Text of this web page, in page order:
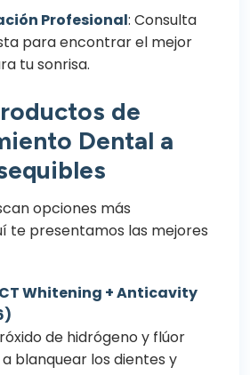
Profesional: Consulta
para encontrar el mejor
tu sonrisa.
de
Dental a
opciones más
te presentamos las mejores
Whitening + Anticavity
de hidrógeno y flúor
blanquear los dientes y